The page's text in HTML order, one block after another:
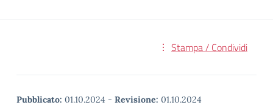
Stampa / Condividi
Pubblicato: 01.10.2024 - Revisione: 01.10.2024